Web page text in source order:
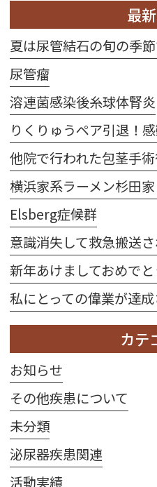
最
夏は尿管結石の旬の季節
尿管瘤
溶連菌感染後糸球体腎炎
りくりゅうペア引退！
横浜家系ラーメン杉田
Elsberg症候群
新年あけましておめで
私にとっての偉業が達成
カテ
お知らせ
その他疾患について
未分類
泌尿器疾患関連
活動実績